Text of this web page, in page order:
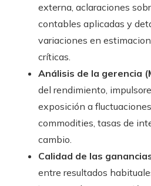
externa, aclaraciones
contables aplicadas y
variaciones en
críticas.
Análisis de la gerencia
del rendimiento,
exposición a
commodities, tasas de
cambio.
Calidad de las
entre resultados